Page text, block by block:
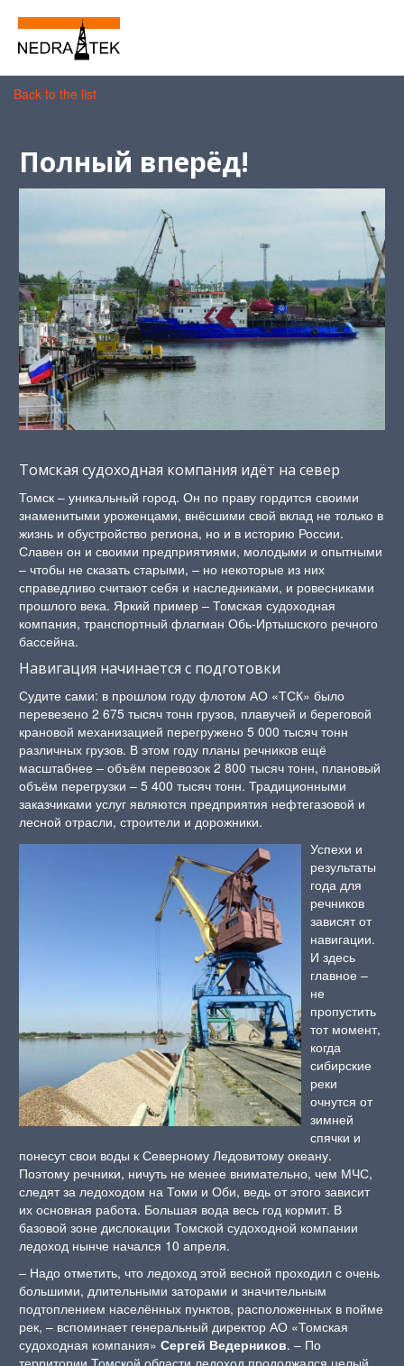
Back to the list
Полный вперёд!
Томская судоходная компания идёт на север
Томск – уникальный город. Он по праву гордится своими
знаменитыми уроженцами, внёсшими свой вклад не только в
жизнь и обустройство региона, но и в историю России.
Славен он и своими предприятиями, молодыми и опытными
– чтобы не сказать старыми, – но некоторые из них
справедливо считают себя и наследниками, и ровесниками
прошлого века. Яркий пример – Томская судоходная
компания, транспортный флагман Обь-Иртышского речного
бассейна.
Навигация начинается с подготовки
Судите сами: в прошлом году флотом АО «ТСК» было
перевезено 2 675 тысяч тонн грузов, плавучей и береговой
крановой механизацией перегружено 5 000 тысяч тонн
различных грузов. В этом году планы речников ещё
масштабнее – объём перевозок 2 800 тысяч тонн, плановый
объём перегрузки – 5 400 тысяч тонн. Традиционными
заказчиками услуг являются предприятия нефтегазовой и
лесной отрасли, строители и дорожники.
Успехи и
результаты
года для
речников
зависят от
навигации.
И здесь
главное –
не
пропустить
тот момент,
когда
сибирские
реки
очнутся от
зимней
спячки и
понесут свои воды к Северному Ледовитому океану.
Поэтому речники, ничуть не менее внимательно, чем МЧС,
следят за ледоходом на Томи и Оби, ведь от этого зависит
их основная работа. Большая вода весь год кормит. В
базовой зоне дислокации Томской судоходной компании
ледоход нынче начался 10 апреля.
– Надо отметить, что ледоход этой весной проходил с очень
большими, длительными заторами и значительным
подтоплением населённых пунктов, расположенных в пойме
рек, – вспоминает генеральный директор АО «Томская
судоходная компания» Сергей Ведерников. – По